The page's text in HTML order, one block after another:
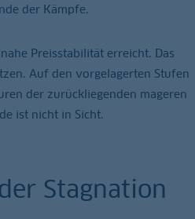
der Kämpfe.
Preisstabilität erreicht. Das
Auf den vorgelagerten Stufen
der zurückliegenden mageren
ist nicht in Sicht.
Stagnation